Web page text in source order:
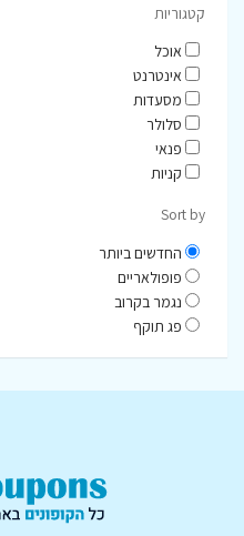
קטגוריות
אוכל
אינטרנט
מסעדות
סלולר
פנאי
קניות
Sort by
החדשים ביותר
פופולאריים
נגמר בקרוב
פג תוקף